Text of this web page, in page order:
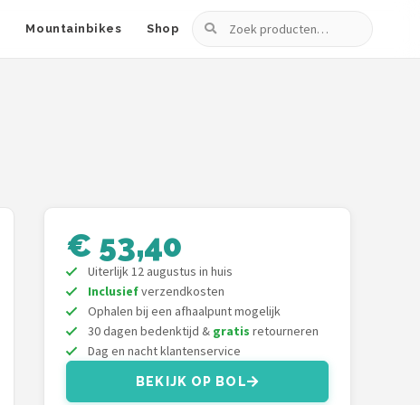
Mountainbikes Shop
Zoeken
€ 53,40
Uiterlijk 12 augustus in huis
Inclusiefverzendkosten
Ophalen bij een afhaalpunt mogelijk
30 dagen bedenktijd & gratis retourneren
Dag en nacht klantenservice
BEKIJK OP BOL